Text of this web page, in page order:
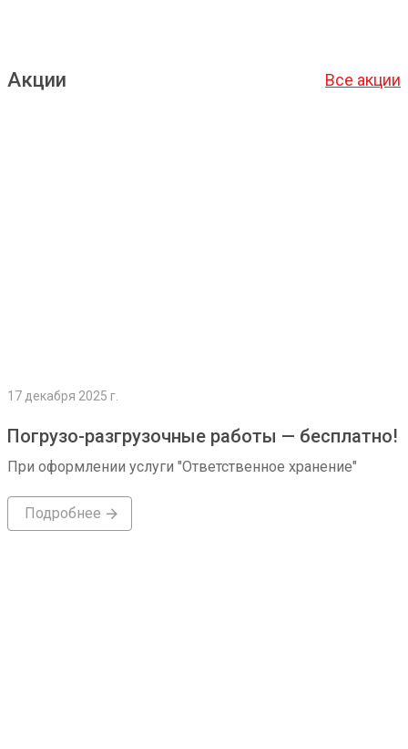
Акции Все акции
17 декабря 2025 г.
Погрузо-разгрузочные работы — бесплатно!
При оформлении услуги "Ответственное хранение"
Подробнее